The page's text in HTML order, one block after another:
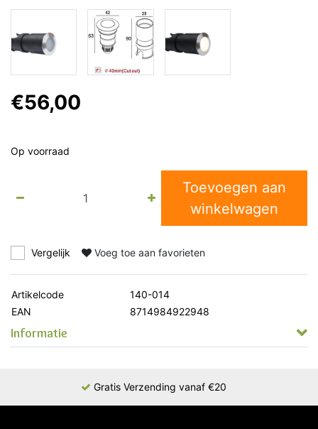
€56,00
Op voorraad
Toevoegen aan
winkelwagen
Vergelijk Voeg toe aan favorieten
Artikelcode
140-014
EAN
8714984922948
Informatie
Gratis Verzending vanaf €20